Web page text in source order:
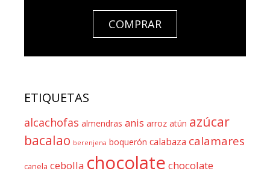
COMPRAR
ETIQUETAS
alcachofas almendras anis arroz atún azúcar
bacalao berenjena boquerón calabaza calamares
canela cebolla chocolate chocolate